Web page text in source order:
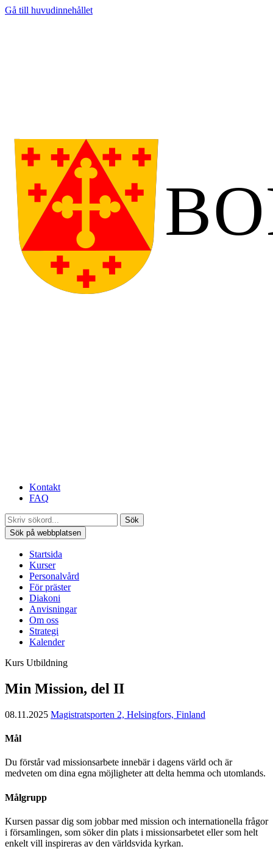
Gå till huvudinnehållet
Kontakt
FAQ
Sök
Sök på webbplatsen
Startsida
Kurser
Personalvård
För präster
Diakoni
Anvisningar
Om oss
Strategi
Kalender
Kurs Utbildning
Min Mission, del II
08.11.2025 Magistratsporten 2, Helsingfors, Finland
Mål
Du förstår vad missionsarbete innebär i dagens värld och är
medveten om dina egna möjligheter att delta hemma och utomlands.
Målgrupp
Kursen passar dig som jobbar med mission och internationella frågor
i församlingen, som söker din plats i missionsarbetet eller som helt
enkelt vill inspireras av den världsvida kyrkan.